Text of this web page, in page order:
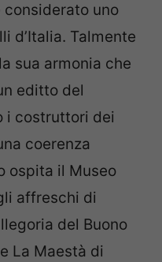
uno
d’Italia. Talmente
sua armonia che
editto del
i costruttori dei
coerenza
ospita il Museo
affreschi di
del Buono
La Maestà di